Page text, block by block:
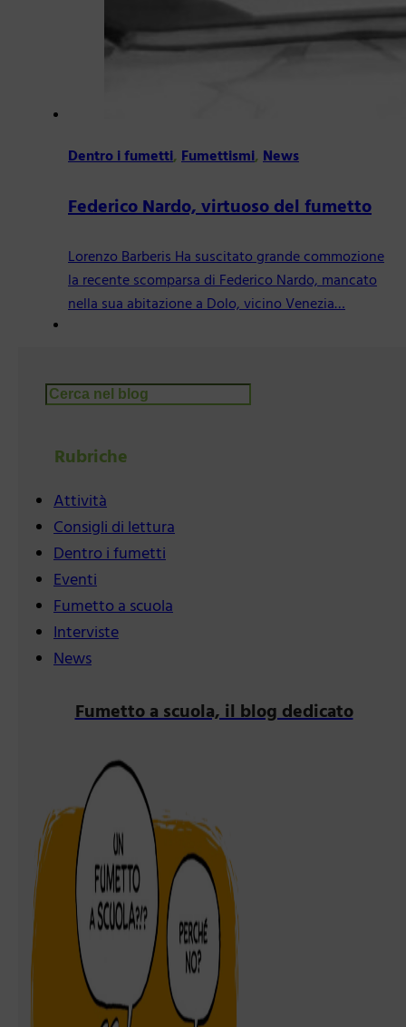
Dentro i fumetti,Fumettismi,News
Federico Nardo, virtuoso del fumetto
Lorenzo Barberis Ha suscitato grande commozione
la recente scomparsa di Federico Nardo, mancato
nella sua abitazione a Dolo, vicino Venezia…
Cerca
Rubriche
Attività
Consigli di lettura
Dentro i fumetti
Eventi
Fumetto a scuola
Interviste
News
Fumetto a scuola, il blog dedicato